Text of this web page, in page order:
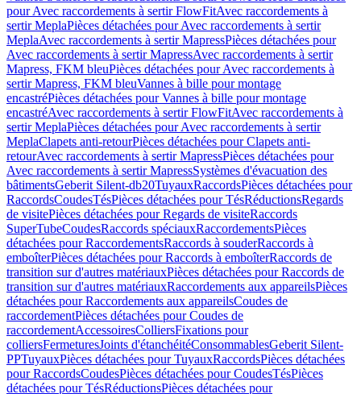
pour Avec raccordements à sertir FlowFitAvec raccordements à
sertir MeplaPièces détachées pour Avec raccordements à sertir
MeplaAvec raccordements à sertir MapressPièces détachées pour
Avec raccordements à sertir MapressAvec raccordements à sertir
Mapress, FKM bleuPièces détachées pour Avec raccordements à
sertir Mapress, FKM bleuVannes à bille pour montage
encastréPièces détachées pour Vannes à bille pour montage
encastréAvec raccordements à sertir FlowFitAvec raccordements à
sertir MeplaPièces détachées pour Avec raccordements à sertir
MeplaClapets anti-retourPièces détachées pour Clapets anti-
retourAvec raccordements à sertir MapressPièces détachées pour
Avec raccordements à sertir MapressSystèmes d'évacuation des
bâtimentsGeberit Silent-db20TuyauxRaccordsPièces détachées pour
RaccordsCoudesTésPièces détachées pour TésRéductionsRegards
de visitePièces détachées pour Regards de visiteRaccords
SuperTubeCoudesRaccords spéciauxRaccordementsPièces
détachées pour RaccordementsRaccords à souderRaccords à
emboîterPièces détachées pour Raccords à emboîterRaccords de
transition sur d'autres matériauxPièces détachées pour Raccords de
transition sur d'autres matériauxRaccordements aux appareilsPièces
détachées pour Raccordements aux appareilsCoudes de
raccordementPièces détachées pour Coudes de
raccordementAccessoiresColliersFixations pour
colliersFermeturesJoints d'étanchéitéConsommablesGeberit Silent-
PPTuyauxPièces détachées pour TuyauxRaccordsPièces détachées
pour RaccordsCoudesPièces détachées pour CoudesTésPièces
détachées pour TésRéductionsPièces détachées pour